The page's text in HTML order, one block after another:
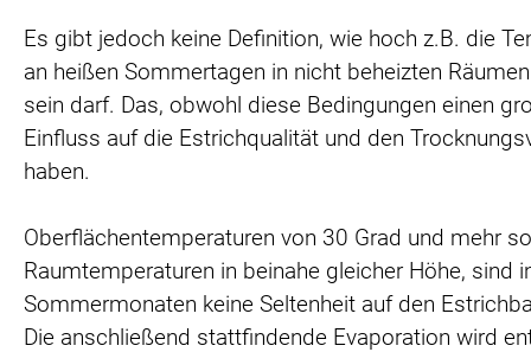
Es gibt jedoch keine Definition, wie hoch z.B. die
an heißen Sommertagen in nicht beheizten
sein darf. Das, obwohl diese Bedingungen einen
Einfluss auf die Estrichqualität und den
haben.
Oberflächentemperaturen von 30 Grad und mehr
Raumtemperaturen in beinahe gleicher Höhe, sind
Sommermonaten keine Seltenheit auf den
Die anschließend stattfindende Evaporation wird